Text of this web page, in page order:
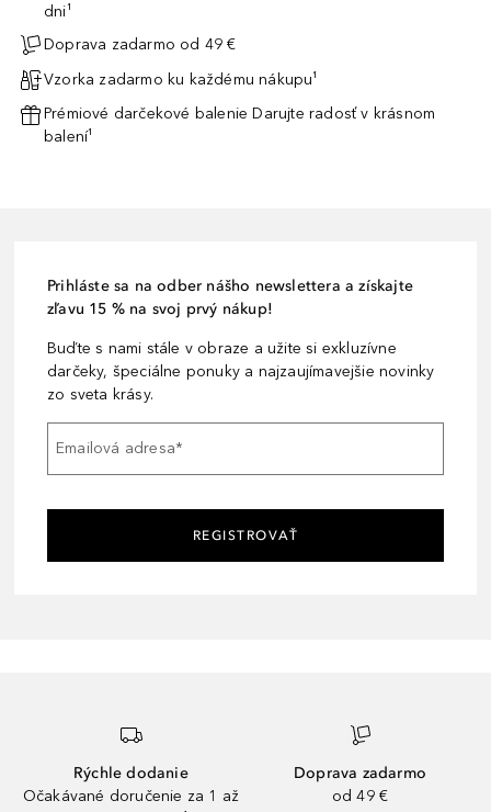
dni¹
Doprava zadarmo od 49 €
Vzorka zadarmo ku každému nákupu¹
Prémiové darčekové balenie Darujte radosť v krásnom
balení¹
Prihláste sa na odber nášho newslettera a získajte
zľavu 15 % na svoj prvý nákup!
Buďte s nami stále v obraze a užite si exkluzívne
darčeky, špeciálne ponuky a najzaujímavejšie novinky
zo sveta krásy.
Emailová adresa*
REGISTROVAŤ
Rýchle dodanie
Očakávané doručenie za 1 až
Doprava zadarmo
od 49 €